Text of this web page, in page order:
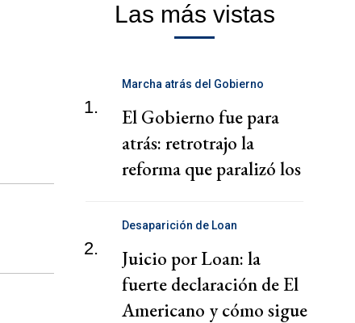
Las más vistas
1.
Marcha atrás del Gobierno
El Gobierno fue para
atrás: retrotrajo la
reforma que paralizó los
2.
Desaparición de Loan
Juicio por Loan: la
fuerte declaración de El
Americano y cómo sigue